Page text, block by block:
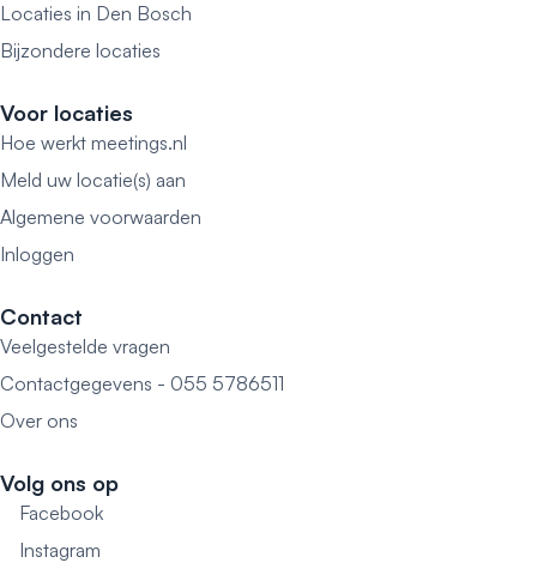
Locaties in Den Bosch
Bijzondere locaties
Voor locaties
Hoe werkt meetings.nl
Meld uw locatie(s) aan
Algemene voorwaarden
Inloggen
Contact
Veelgestelde vragen
Contactgegevens - 055 5786511
Over ons
Volg ons op
Facebook
Instagram